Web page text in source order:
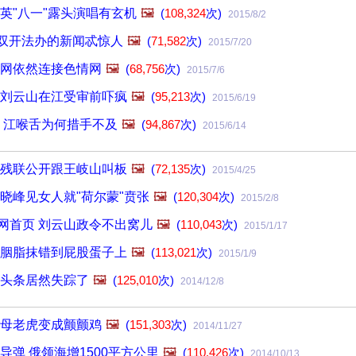
"八一"露头演唱有玄机 🖼️ (108,324次) 2015/8/2
开法办的新闻忒惊人 🖼️ (71,582次) 2015/7/20
依然连接色情网 🖼️ (68,756次) 2015/7/6
云山在江受审前吓疯 🖼️ (95,213次) 2015/6/19
喉舌为何措手不及 🖼️ (94,867次) 2015/6/14
联公开跟王岐山叫板 🖼️ (72,135次) 2015/4/25
峰见女人就"荷尔蒙"贲张 🖼️ (120,304次) 2015/2/8
首页 刘云山政令不出窝儿 🖼️ (110,043次) 2015/1/17
脂抹错到屁股蛋子上 🖼️ (113,021次) 2015/1/9
条居然失踪了 🖼️ (125,010次) 2014/12/8
老虎变成颤颤鸡 🖼️ (151,303次) 2014/11/27
弹 俄领海增1500平方公里 🖼️ (110,426次) 2014/10/13